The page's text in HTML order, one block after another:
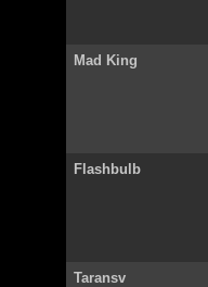
Mad King
Flashbulb
Taransv